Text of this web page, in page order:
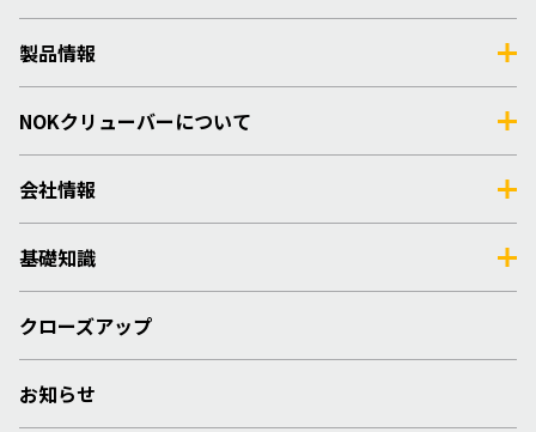
製品情報
NOKクリューバーについて
会社情報
基礎知識
クローズアップ
お知らせ